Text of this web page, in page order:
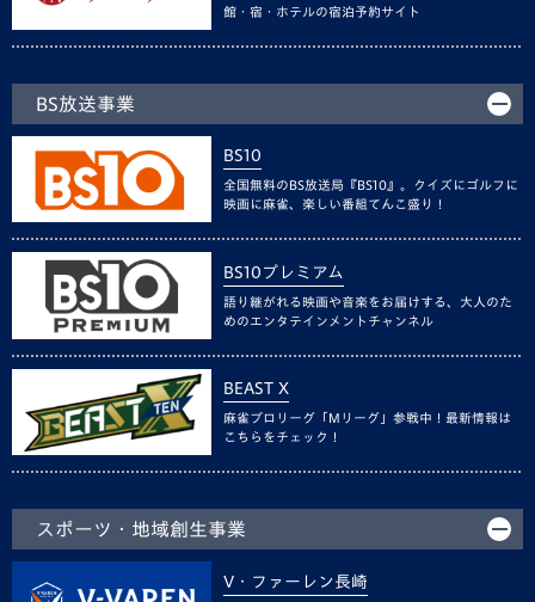
館・宿・ホテルの宿泊予約サイト
BS放送事業
BS10
全国無料のBS放送局『BS10』。クイズにゴルフに
映画に麻雀、楽しい番組てんこ盛り！
BS10プレミアム
語り継がれる映画や音楽をお届けする、大人のた
めのエンタテインメントチャンネル
BEAST X
麻雀プロリーグ「Mリーグ」参戦中！最新情報は
こちらをチェック！
スポーツ・地域創生事業
V・ファーレン長崎